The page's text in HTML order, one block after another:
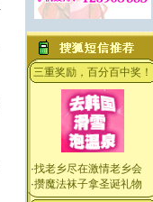
三重奖励，百分百中奖！
·找老乡尽在激情老乡会
·攒魔法袜子拿圣诞礼物